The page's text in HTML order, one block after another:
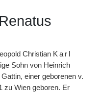
Christian Karl
Sohn von Heinrich
einer geborenen v.
zu Wien geboren. Er